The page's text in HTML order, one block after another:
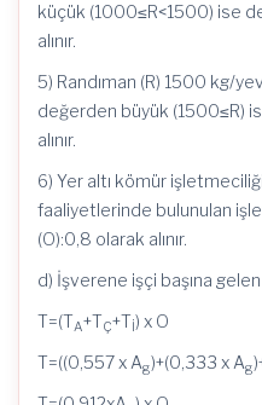
küçük (1000≤R<1500) ise
alınır.
5) Randıman (R) 1500 kg/
değerden büyük (1500≤R)
alınır.
6) Yer altı kömür
faaliyetlerinde bulunulan
(O):0,8 olarak alınır.
d) İşverene işçi başına
T=(TA+TÇ+Tİ) x O
T=((0,557 x Ag)+(0,333 x Ag